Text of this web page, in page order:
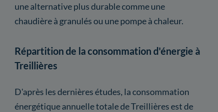
une alternative plus durable comme une
chaudière à granulés ou une pompe à chaleur.
Répartition de la consommation d'énergie à
Treillières
D'après les dernières études, la consommation
énergétique annuelle totale de Treillières est de